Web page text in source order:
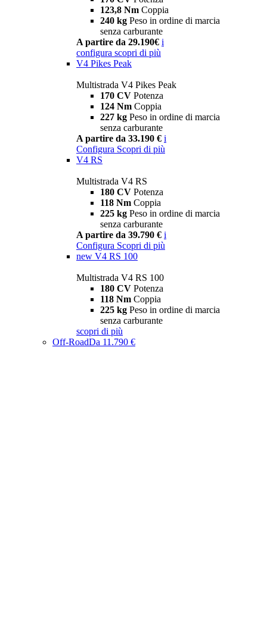
123,8 Nm Coppia
240 kg Peso in ordine di marcia
senza carburante
A partire da 29.190€ i
configura scopri di più
V4 Pikes Peak
Multistrada V4 Pikes Peak
170 CV Potenza
124 Nm Coppia
227 kg Peso in ordine di marcia
senza carburante
A partire da 33.190 € i
Configura Scopri di più
V4 RS
Multistrada V4 RS
180 CV Potenza
118 Nm Coppia
225 kg Peso in ordine di marcia
senza carburante
A partire da 39.790 € i
Configura Scopri di più
new V4 RS 100
Multistrada V4 RS 100
180 CV Potenza
118 Nm Coppia
225 kg Peso in ordine di marcia
senza carburante
scopri di più
Off-RoadDa 11.790 €